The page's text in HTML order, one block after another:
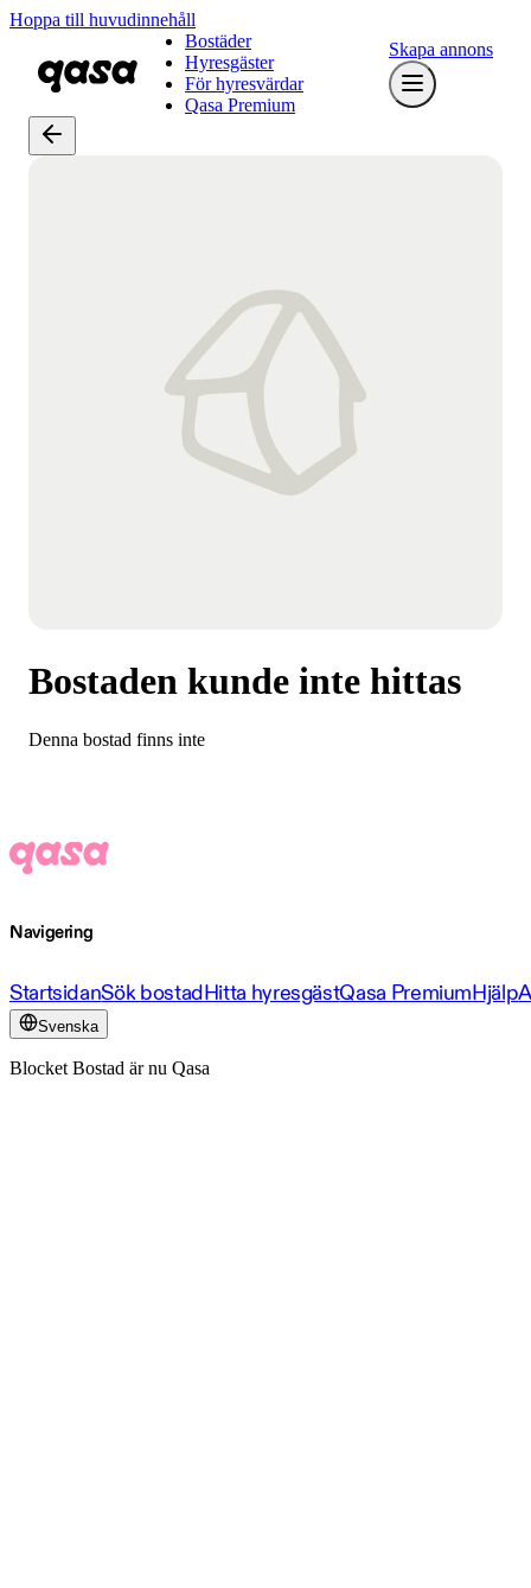
Hoppa till huvudinnehåll
Bostäder
Hyresgäster
För hyresvärdar
Qasa Premium
Skapa annons
Bostaden kunde inte hittas
Denna bostad finns inte
Navigering
StartsidanSök bostadHitta hyresgästQasa PremiumHjälp
Svenska
Blocket Bostad är nu Qasa